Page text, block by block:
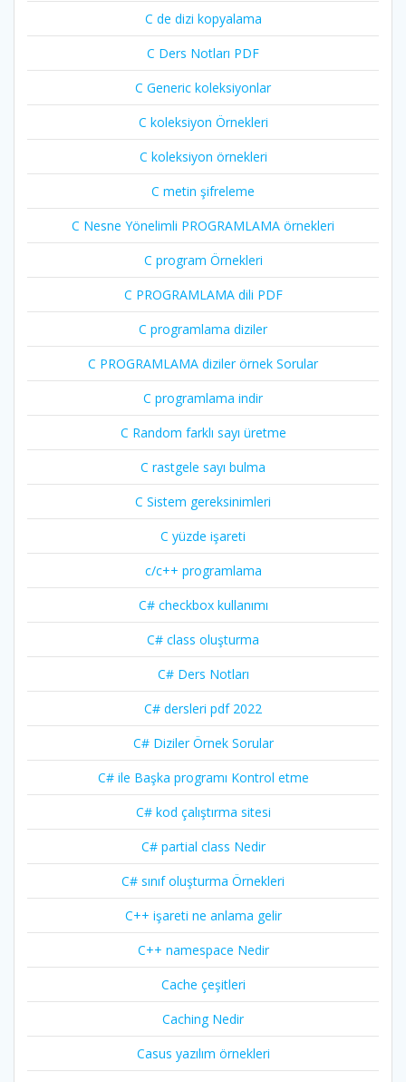
C de dizi kopyalama
C Ders Notları PDF
C Generic koleksiyonlar
C koleksiyon Örnekleri
C koleksiyon örnekleri
C metin şifreleme
C Nesne Yönelimli PROGRAMLAMA örnekleri
C program Örnekleri
C PROGRAMLAMA dili PDF
C programlama diziler
C PROGRAMLAMA diziler örnek Sorular
C programlama indir
C Random farklı sayı üretme
C rastgele sayı bulma
C Sistem gereksinimleri
C yüzde işareti
c/c++ programlama
C# checkbox kullanımı
C# class oluşturma
C# Ders Notları
C# dersleri pdf 2022
C# Diziler Örnek Sorular
C# ile Başka programı Kontrol etme
C# kod çalıştırma sitesi
C# partial class Nedir
C# sınıf oluşturma Örnekleri
C++ işareti ne anlama gelir
C++ namespace Nedir
Cache çeşitleri
Caching Nedir
Casus yazılım örnekleri